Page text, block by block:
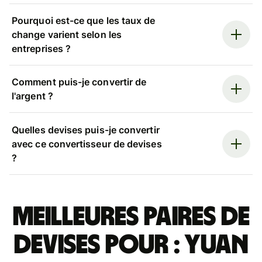
Pourquoi est-ce que les taux de
change varient selon les
entreprises ?
Comment puis-je convertir de
l'argent ?
Quelles devises puis-je convertir
avec ce convertisseur de devises
?
Meilleures paires de
devises pour : yuan